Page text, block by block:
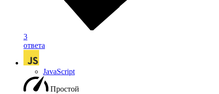
3
ответа
JavaScript
Простой